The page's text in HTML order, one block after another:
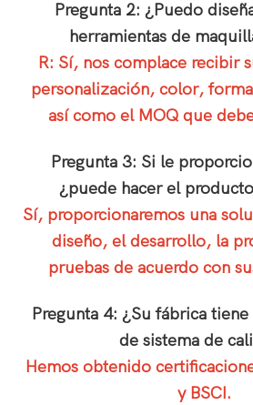
Pregunta 2: ¿Puedo
herramientas de
R: Sí, nos complace recibir
personalización, color,
así como el MOQ que
Pregunta 3: Si le
¿puede hacer el
Sí, proporcionaremos una
diseño, el desarrollo, la
pruebas de acuerdo con
Pregunta 4: ¿Su fábrica
de sistema de
Hemos obtenido
y BSCI.